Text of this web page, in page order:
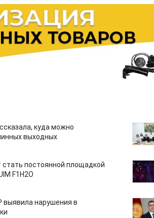
куда можно
выходных
постоянной площадкой
F1H2O
выявила нарушения в